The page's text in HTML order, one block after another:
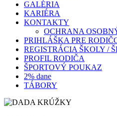
GALÉRIA
KARIÉRA
KONTAKTY
OCHRANA
PRIHLÁŠKA PRE
REGISTRÁCIA ŠKOLY /
PROFIL RODIČA
ŠPORTOVÝ POUKAZ
2% dane
TÁBORY